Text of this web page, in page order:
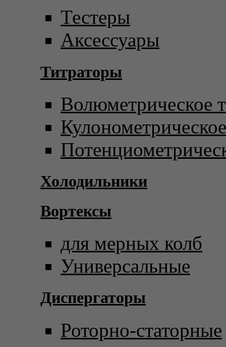
Тестеры
Аксессуары
Титраторы
Волюметрическое
Холодильники
Вортексы
для мерных колб
Универсальные
Диспергаторы
Роторно-статорные